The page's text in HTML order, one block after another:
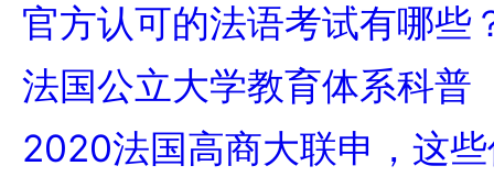
官方认可的法语考试有哪些
法国公立大学教育体系科普
2020法国高商大联申，这